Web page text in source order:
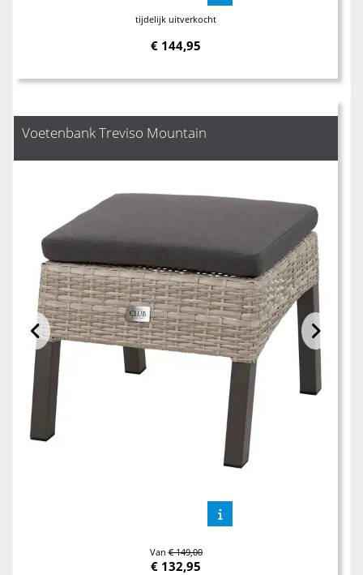
tijdelijk uitverkocht
€ 144,95
Voetenbank Treviso Mountain
Van€ 149,00
€ 132,95